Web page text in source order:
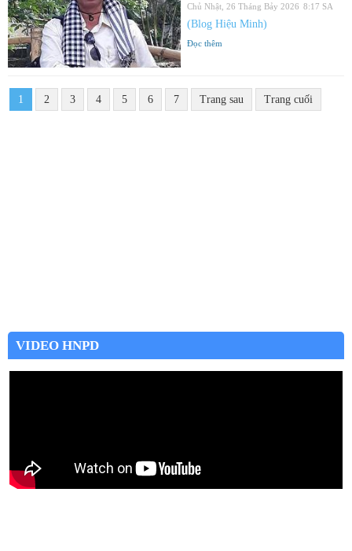
Chủ Nhật, 26 Tháng Bảy 2026 8:17 SA
(Blog Hiệu Minh)
Đọc thêm
1 2 3 4 5 6 7 Trang sau Trang cuối
VIDEO HNPD